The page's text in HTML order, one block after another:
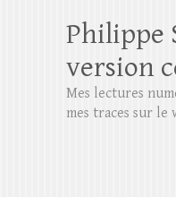
Philippe
version
Mes lectures
mes traces sur le